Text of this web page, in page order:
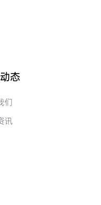
态
们
讯